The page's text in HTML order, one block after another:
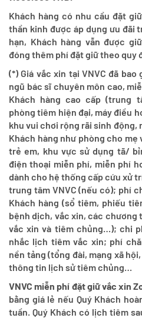
Khách hàng có nhu cầu đặt
thần kinh được áp dụng ưu đãi
hạn, Khách hàng vẫn được
đóng thêm phí đặt giữ theo quy
(*) Giá vắc xin tại VNVC đã
ngũ bác sĩ chuyên môn cao,
Khách hàng cao cấp (trung
phòng tiêm hiện đại, máy điều
khu vui chơi rộng rãi sinh
Khách hàng như phòng cho mẹ
trẻ em, khu vực sử dụng tã/
điện thoại miễn phí, miễn phí
dành cho hệ thống cấp cứu xử
trung tâm VNVC (nếu có); phí
Khách hàng (sổ tiêm, phiếu
bệnh dịch, vắc xin, các chương
vắc xin và tiêm chủng…); chi
nhắc lịch tiêm vắc xin; phí
nền tảng (tổng đài, mạng xã
thông tin lịch sử tiêm chủng…
VNVC miễn phí đặt giữ vắc xin
bằng giá lẻ nếu Quý Khách
tuần. Quý Khách có lịch tiêm